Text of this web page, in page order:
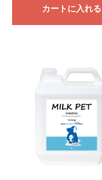
カートに入れる